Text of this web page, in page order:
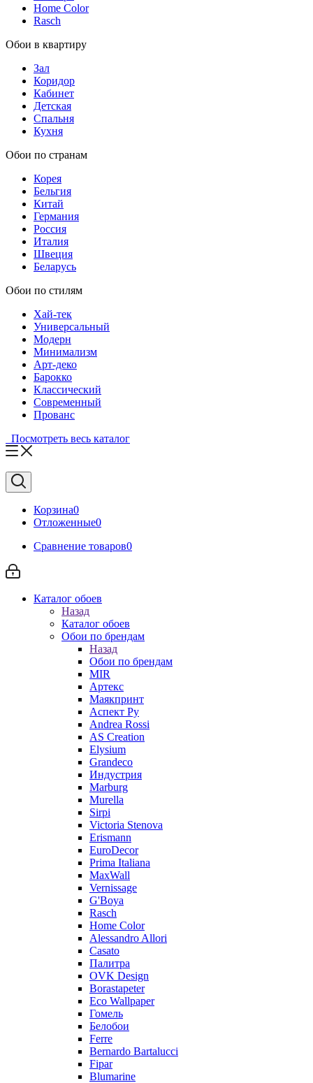
Home Color
Rasch
Обои в квартиру
Зал
Коридор
Кабинет
Детская
Спальня
Кухня
Обои по странам
Корея
Бельгия
Китай
Германия
Россия
Италия
Швеция
Беларусь
Обои по стилям
Хай-тек
Универсальный
Модерн
Минимализм
Арт-деко
Барокко
Классический
Современный
Прованс
Посмотреть весь каталог
Корзина0
Отложенные0
Сравнение товаров0
Каталог обоев
Назад
Каталог обоев
Обои по брендам
Назад
Обои по брендам
MIR
Артекс
Маякпринт
Аспект Ру
Andrea Rossi
AS Creation
Elysium
Grandeco
Индустрия
Marburg
Murella
Sirpi
Victoria Stenova
Erismann
EuroDecor
Prima Italiana
MaxWall
Vernissage
G'Boya
Rasch
Home Color
Alessandro Allori
Casato
Палитра
OVK Design
Borastapeter
Eco Wallpaper
Гомель
Белобои
Ferre
Bernardo Bartalucci
Fipar
Blumarine